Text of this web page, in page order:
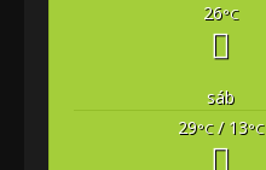
26°C
sáb
29°C/ 13°C